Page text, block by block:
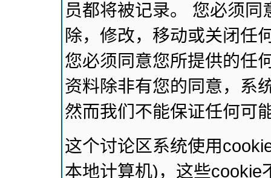
员都将被记录。 您必须
除，修改，移动或关闭任
您必须同意您所提供的任
资料除非有您的同意，系
然而我们不能保证任何可
这个讨论区系统使用
本地计算机)，这些cookie